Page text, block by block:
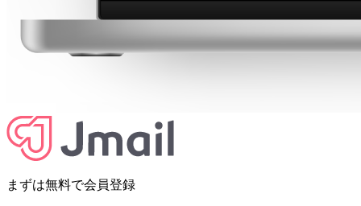
まずは無料で会員登録